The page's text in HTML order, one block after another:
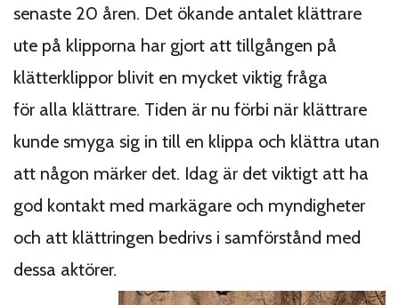
senaste 20 åren. Det ökande antalet klättrare
ute på klipporna har gjort att tillgången på
klätterklippor blivit en mycket viktig fråga
för alla klättrare. Tiden är nu förbi när klättrare
kunde smyga sig in till en klippa och klättra utan
att någon märker det. Idag är det viktigt att ha
god kontakt med markägare och myndigheter
och att klättringen bedrivs i samförstånd med
dessa aktörer.